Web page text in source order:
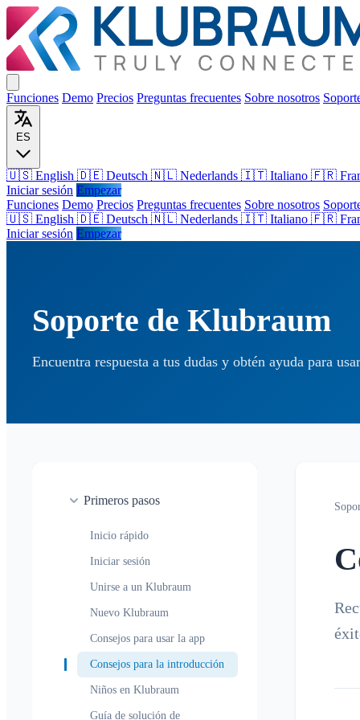
Funciones Demo Precios Preguntas frecuentes Sobre nosotros
ES
🇺🇸 English 🇩🇪 Deutsch 🇳🇱 Nederlands 🇮🇹 Italiano 🇫🇷
Iniciar sesión Empezar
Funciones Demo Precios Preguntas frecuentes Sobre nosotros
🇺🇸 English 🇩🇪 Deutsch 🇳🇱 Nederlands 🇮🇹 Italiano 🇫🇷
Iniciar sesión Empezar
Soporte de Klubraum
Encuentra respuesta a tus dudas y obtén ayuda para
Primeros pasos
Inicio rápido
Iniciar sesión
Unirse a un Klubraum
Nuevo Klubraum
Consejos para usar la app
Consejos para la introducción
Niños en Klubraum
Guía de solución de